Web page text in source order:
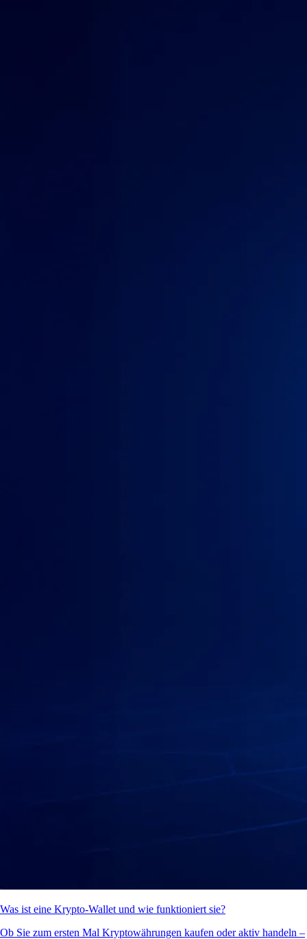
Was ist eine Krypto-Wallet und wie funktioniert sie?
Ob Sie zum ersten Mal Kryptowährungen kaufen oder aktiv handeln –